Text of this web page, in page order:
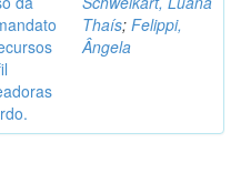
Thaís; Felippi,
Ângela